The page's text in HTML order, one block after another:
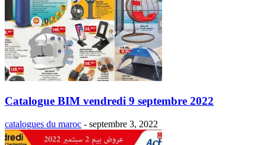
Catalogue BIM vendredi 9 septembre 2022
catalogues du maroc - septembre 3, 2022